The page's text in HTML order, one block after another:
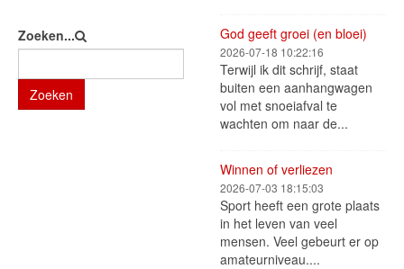
Zoeken...
Zoeken
God geeft groei (en bloei)
2026-07-18 10:22:16
Terwijl ik dit schrijf, staat
buiten een aanhangwagen
vol met snoeiafval te
wachten om naar de...
Winnen of verliezen
2026-07-03 18:15:03
Sport heeft een grote plaats
in het leven van veel
mensen. Veel gebeurt er op
amateurniveau....